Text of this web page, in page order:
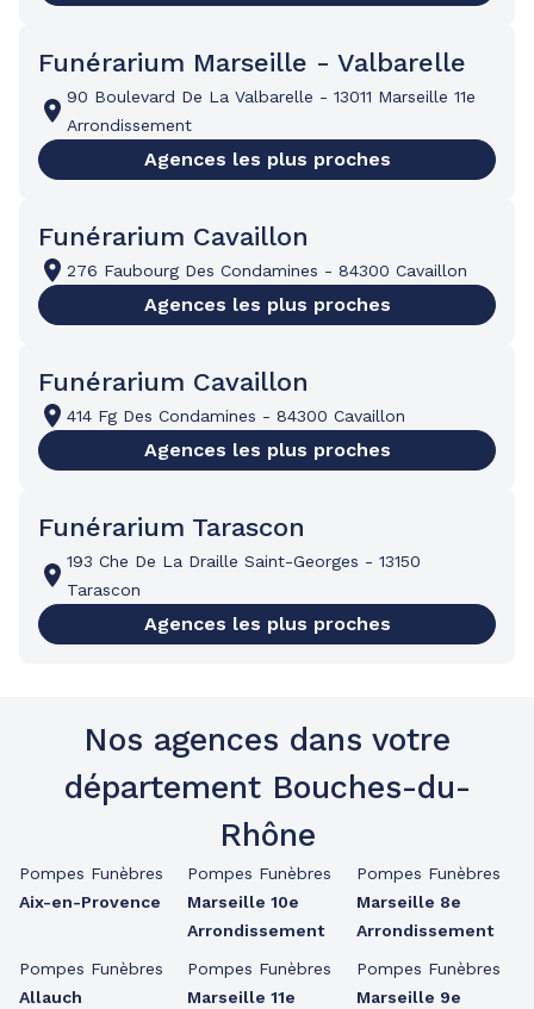
Funérarium Marseille - Valbarelle
90 Boulevard De La Valbarelle - 13011 Marseille 11e
Arrondissement
Agences les plus proches
Funérarium Cavaillon
276 Faubourg Des Condamines - 84300 Cavaillon
Agences les plus proches
Funérarium Cavaillon
414 Fg Des Condamines - 84300 Cavaillon
Agences les plus proches
Funérarium Tarascon
193 Che De La Draille Saint-Georges - 13150
Tarascon
Agences les plus proches
Nos agences dans votre
département Bouches-du-
Rhône
Pompes Funèbres
Aix-en-Provence
Pompes Funèbres
Allauch
Pompes Funèbres
Marseille 10e
Arrondissement
Pompes Funèbres
Marseille 11e
Pompes Funèbres
Marseille 8e
Arrondissement
Pompes Funèbres
Marseille 9e